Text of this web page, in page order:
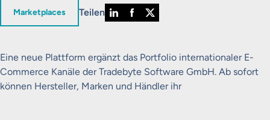
in
Marketplaces Teilen
Eine neue Plattform ergänzt das Portfolio internationaler E-
Commerce Kanäle der Tradebyte Software GmbH. Ab sofort
können Hersteller, Marken und Händler ihr